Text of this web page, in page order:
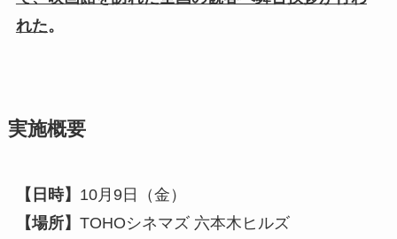
れた。
実施概要
【日時】 10月9日（金）
【場所】 TOHOシネマズ 六本木ヒルズ